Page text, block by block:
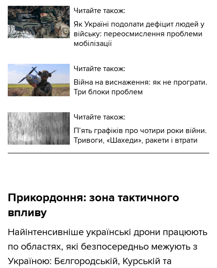
Читайте також:
Як Україні подолати дефіцит людей у
війську: переосмислення проблеми
мобілізації
Читайте також:
Війна на виснаження: як не програти.
Три блоки проблем
Читайте також:
П’ять графіків про чотири роки війни.
Тривоги, «Шахеди», ракети і втрати
Прикордоння: зона тактичного
впливу
Найінтенсивніше українські дрони працюють
по областях, які безпосередньо межують з
Україною: Бєлгородській, Курській та